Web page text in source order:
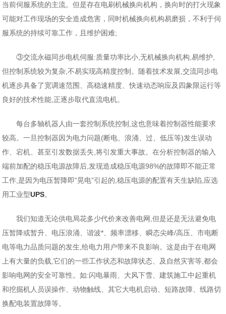
当前伺服系统的主流。但是存在电刷机械换向机构，换向时的打火现象
可能对工作现场的安全造成危害，同时机械换向机构易磨损，不利于伺
服系统的持续可靠工作，且维护困难;
③交流永磁同步电机伺服:质量功率比小,无机械换向机构,易维护,
但控制系统较为复杂,不易实现高精度控制。随着技术发展,交流同步电
机逐步具备了宽调速范围、高稳速精度、快速动态响应及四象限运行等
良好的技术性能,正逐步取代直流电机。
每台多轴机器人由一套控制系统控制,这也意味着控制器性能要求
较高。一旦控制器因为电力问题(断电、浪涌、过、低压等)发生误动
作、宕机、甚至引发数据丢失,将引发重大事故。在分析控制器的输入
端前加配的稳压电源故障后,发现造成稳压电源98%的故障即不能正常
工作,是因为电压暂降即“晃电”引起的,稳压电源的配置有天生缺陷,应选
用工业型UPS。
我们知道无论供电局花多少代价来改善电网,但是还是无法避免电
压暂降或暂升、电压浪涌、谐波*、频率漂移、瞬态尖峰/高压、市电断
电等电力品质问题的发生,给电力用户带来不良影响。这是由于在电网
上有大量的负载,它们的一些工作状态和故障状态、及自然灾害等,都会
影响电网的安全可靠性。如:闪电暴雨、大风下雪、建筑施工中起重机
和挖掘机人员误操作、动物触线、其它大电机启动、短路故障、线路切
换配电装置故障等。